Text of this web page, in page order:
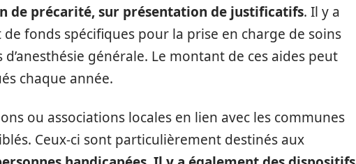
de précarité, sur présentation de justificatifs. Il y a
fonds spécifiques pour la prise en charge de soins
générale. Le montant de ces aides peut
chaque année.
ou associations locales en lien avec les communes
Ceux-ci sont particulièrement destinés aux